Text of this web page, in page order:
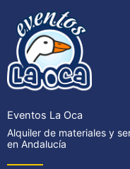
Eventos La Oca
Alquiler de materiales y
en Andalucía